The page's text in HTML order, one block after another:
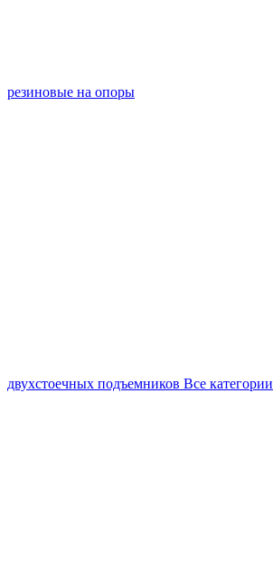
резиновые на опоры
двухстоечных подъемников Все категории